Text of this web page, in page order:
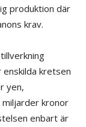
produktion där
krav.
kretsen
yen,
kronor
enbart är